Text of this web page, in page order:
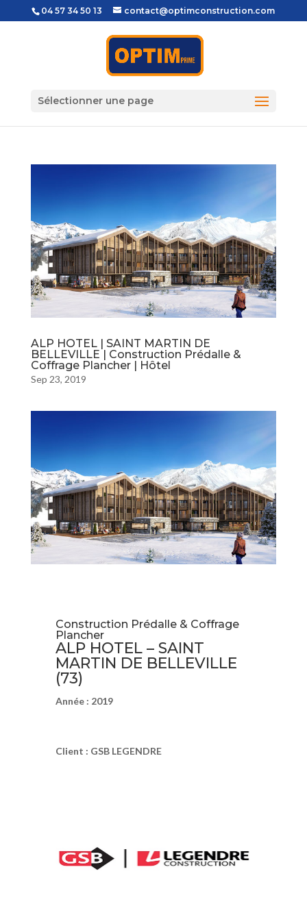
04 57 34 50 13 contact@optimconstruction.com
Sélectionner une page
ALP HOTEL | SAINT MARTIN DE
BELLEVILLE | Construction Prédalle &
Coffrage Plancher | Hôtel
Sep 23, 2019
Construction Prédalle & Coffrage
Plancher
ALP HOTEL – SAINT
MARTIN DE BELLEVILLE
(73)
Année : 2019
Client : GSB LEGENDRE